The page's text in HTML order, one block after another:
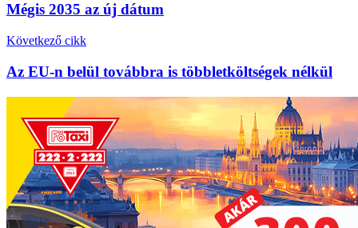
Mégis 2035 az új dátum
Következő cikk
Az EU-n belül továbbra is többletköltségek nélkül